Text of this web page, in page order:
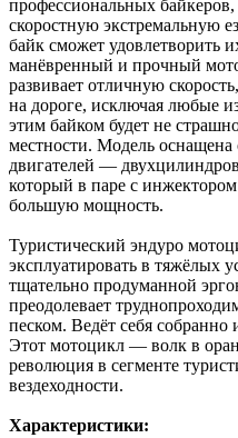
профессиональных
скоростную экстремальную
байк сможет удовлетворить
манёвренный и прочный
развивает отличную
на дороге, исключая любые
этим байком будет не
местности. Модель
двигателей —
который в паре с
большую мощность.
Туристический эндуро
эксплуатировать в тяжёлых
тщательно продуманной
преодолевает
песком. Ведёт себя собранно
Этот мотоцикл — волк в
революция в сегменте
вездеходности.
Характеристики: